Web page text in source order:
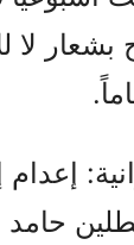
بشعار لا